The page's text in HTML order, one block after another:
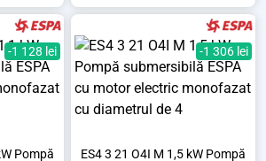
-1 128 lei
Pompă
-1 306 lei
ES4 3 21 O4I M 1,5 kW Pompă